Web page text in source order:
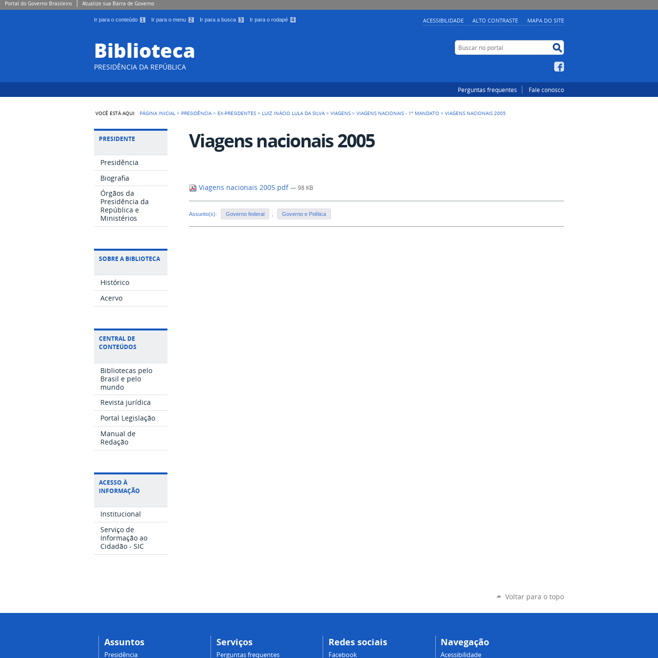
Portal do Governo Brasileiro Atualize sua Barra de Governo
Ir para o conteúdo 1 Ir para o menu 2 Ir para a busca 3 Ir para o rodapé 4 ACESSIBILIDADE ALTO CONTRASTE MAPA DO SITE
Biblioteca
PRESIDÊNCIA DA REPÚBLICA
Buscar no portal
Perguntas frequentes Fale conosco
VOCÊ ESTÁ AQUI: PÁGINA INICIAL > PRESIDÊNCIA > EX-PRESIDENTES > LUIZ INÁCIO LULA DA SILVA >VIAGENS >VIAGENS NACIONAIS - 1º MANDATO >VIAGENS NACIONAIS 2005
PRESIDENTE
Presidência
Biografia
Órgãos da
Presidência da
República e
Ministérios
SOBRE A BIBLIOTECA
Histórico
Acervo
CENTRAL DE
CONTEÚDOS
Bibliotecas pelo
Brasil e pelo
mundo
Revista jurídica
Portal Legislação
Manual de
Redação
ACESSO À
INFORMAÇÃO
Institucional
Serviço de
Informação ao
Cidadão - SIC
Viagens nacionais 2005
Viagens nacionais 2005.pdf— 98 KB
Assunto(s): Governo federal Governo e Política
Voltar para o topo
Assuntos
Presidência
Serviços
Perguntas frequentes
Redes sociais
Facebook
Navegação
Acessibilidade